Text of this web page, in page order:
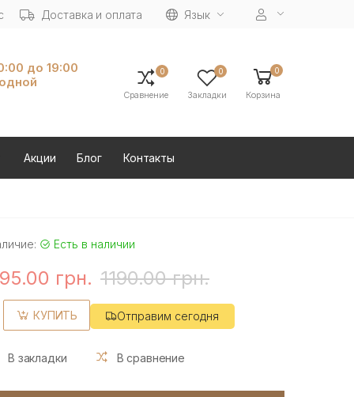
Доставка и оплата Язык
до 19:00
0
Сравнение
0
Закладки
0
Корзина
Акции Блог Контакты
Есть в наличии
грн. 1190.00 грн.
КУПИТЬ Отправим сегодня
В закладки В сравнение